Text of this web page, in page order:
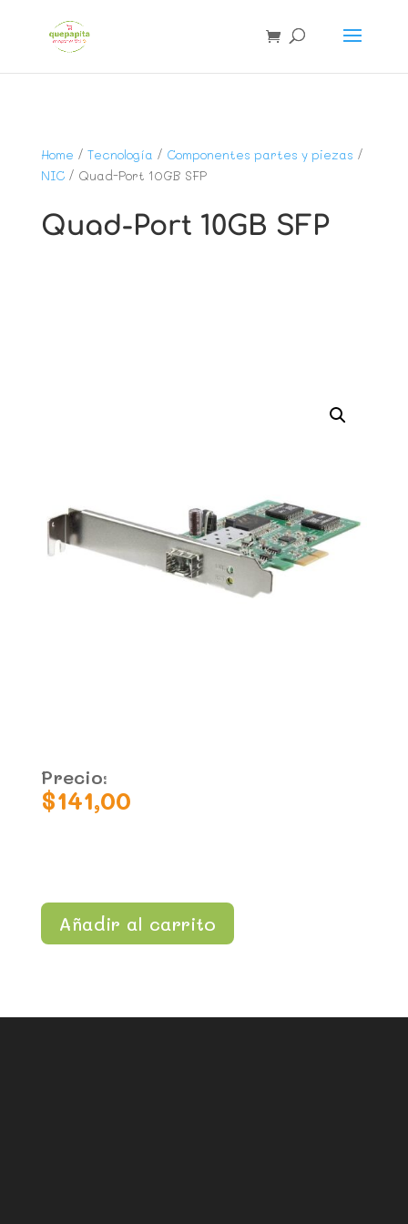
Home / Tecnología / Componentes partes y piezas /
NIC/ Quad-Port 10GB SFP
Quad-Port 10GB SFP
Precio:
$141,00
Añadir al carrito